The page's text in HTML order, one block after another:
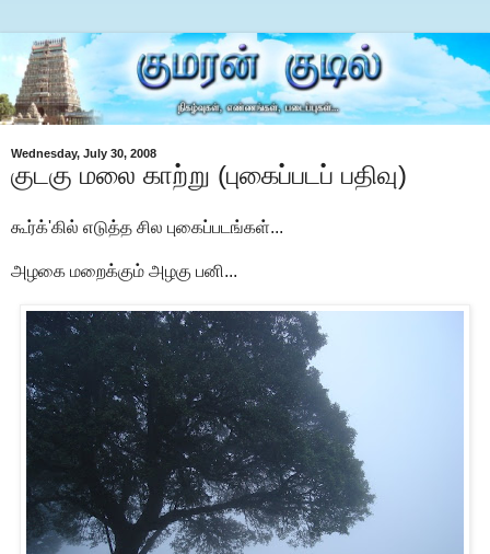
Wednesday, July 30, 2008
குடகு மலை காற்று (புகைப்படப் பதிவு)
கூர்க்'கில் எடுத்த சில புகைப்படங்கள்...
அழகை மறைக்கும் அழகு பனி...